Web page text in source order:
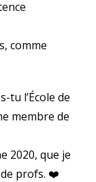
comme
tu l’École de
membre de
2020, que je
profs. ❤️